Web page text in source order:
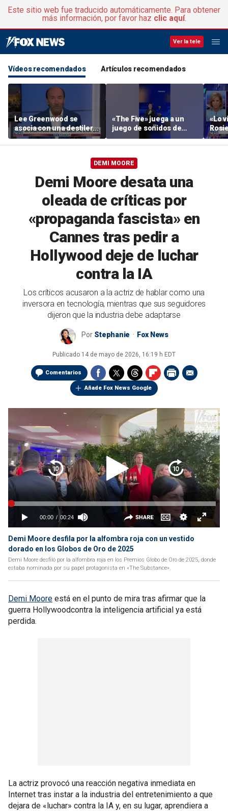
Este sitio web fue traducido automáticamente. Para obtener
más información, por favor haz clic aquí.
Ver la tele
Vídeos recomendados Artículos recomendados
Lee Greenwood se
asocia con una destilería
regentada por veteranos
«The Five» juega a un
juego de sonidos de
animales
«Lo
su
DEMI MOORE
Demi Moore desata una
oleada de críticas por
«propaganda fascista» en
Cannes tras pedir a
Hollywood deje de luchar
contra la IA
Los críticos acusaron a la actriz de hablar como una
inversora en tecnología, mientras que sus seguidores
dijeron que la industria debe adaptarse
Por Stephanie Fox News
Publicado 14 de mayo de 2026, 16:19 h EDT
Comentarios
Añade Fox News Google
Demi Moore desfila por la alfombra roja con un vestido
dorado en los Globos de Oro de 2025
Demi Moore desfiló por la alfombra roja en los Premios Globo de Oro de 2025, donde
estaba nominada por su papel protagonista en «The Substance».
Demi Moore está en el punto de mira tras afirmar que la
guerra Hollywoodcontra la inteligencia artificial ya está
perdida.
La actriz provocó una reacción negativa inmediata en
Internet tras instar a la industria del entretenimiento a que
dejara de «luchar» contra la IA y, en su lugar, aprendiera a